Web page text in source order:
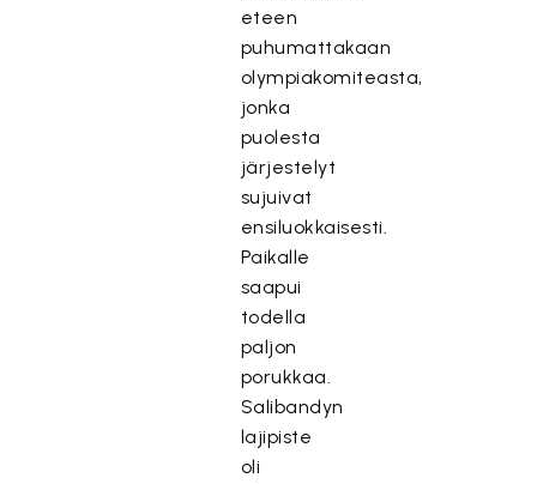
eteen
puhumattakaan
olympiakomiteasta,
jonka
puolesta
järjestelyt
sujuivat
ensiluokkaisesti.
Paikalle
saapui
todella
paljon
porukkaa.
Salibandyn
lajipiste
oli